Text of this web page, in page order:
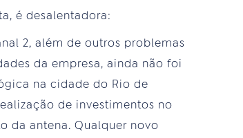
é desalentadora:
2, além de outros problemas
da empresa, ainda não foi
na cidade do Rio de
de investimentos no
da antena. Qualquer novo